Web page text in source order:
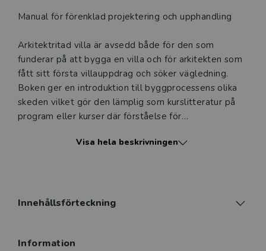
Manual för förenklad projektering och upphandling
Arkitektritad villa är avsedd både för den som
funderar på att bygga en villa och för arkitekten som
fått sitt första villauppdrag och söker vägledning.
Boken ger en introduktion till byggprocessens olika
skeden vilket gör den lämplig som kurslitteratur på
program eller kurser där förståelse för
fördel läsas av den erfarna villaarkitekten, eller
Bokens inledande del ger en översikt över
bygglov, upphandling, byggproduktion fram till
Visa hela beskrivningen
Innehållsförteckning
Information